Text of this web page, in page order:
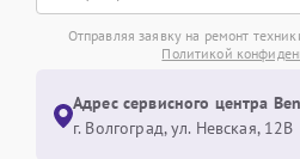
Отправляя заявку на ремонт
Политикой
Адрес сервисного центра
г. Волгоград, ул. Невская, 12В